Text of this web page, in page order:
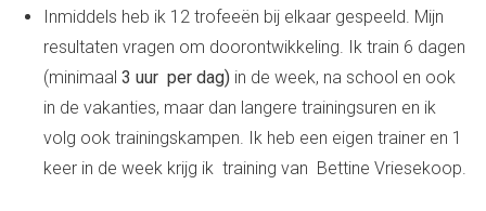
Inmiddels heb ik 12 trofeeën bij elkaar gespeeld. Mijn
resultaten vragen om doorontwikkeling. Ik train 6 dagen
(minimaal 3 uur per dag) in de week, na school en ook
in de vakanties, maar dan langere trainingsuren en ik
volg ook trainingskampen. Ik heb een eigen trainer en 1
keer in de week krijg ik training van Bettine Vriesekoop.